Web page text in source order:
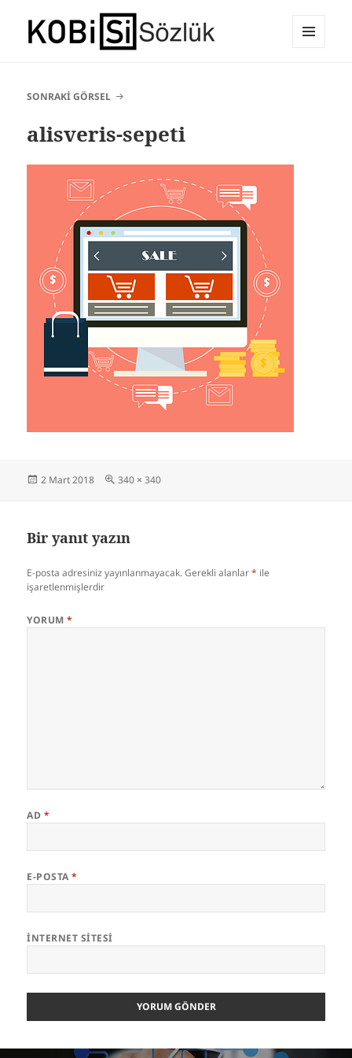
SONRAKI GÖRSEL
alisveris-sepeti
Yayın
2 Mart 2018
Tam
340 × 340
Bir yanıt yazın
E-posta adresiniz yayınlanmayacak. Gerekli alanlar* ile
işaretlenmişlerdir
YORUM*
AD *
E-POSTA*
İNTERNET SITESI